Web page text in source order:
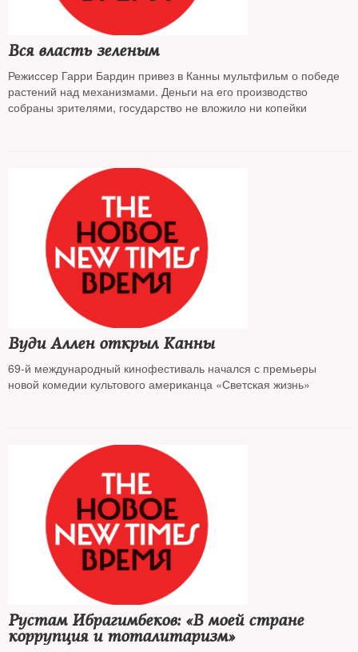
Вся власть зеленым
Режиссер Гарри Бардин привез в Канны мультфильм о победе
растений над механизмами. Деньги на его производство
собраны зрителями, государство не вложило ни копейки
Вуди Аллен открыл Канны
69-й международный кинофестиваль начался с премьеры
новой комедии культового американца «Светская жизнь»
Рустам Ибрагимбеков: «В моей стране
коррупция и тоталитаризм»